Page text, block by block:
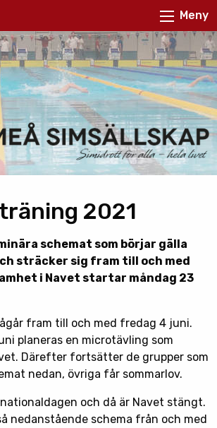
Meny
2021
schemat som börjar gälla
sträcker sig fram till och med
i Navet startar måndag 23
fram till och med fredag 4 juni.
planeras en microtävling som
Därefter fortsätter de grupper som
nedan, övriga får sommarlov.
och då är Navet stängt.
nedanstående schema från och med